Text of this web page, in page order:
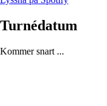
Turnédatum
Kommer snart ...